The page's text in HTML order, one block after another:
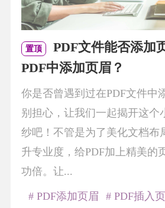
置顶
PDF文件能否添加
PDF中添加页眉？
你是否曾遇到过在PDF文件中
别担心，让我们一起揭开这个
纱吧！不管是为了美化文档布
升专业度，给PDF加上精美的
功倍。让...
# PDF添加页眉
# PDF插入